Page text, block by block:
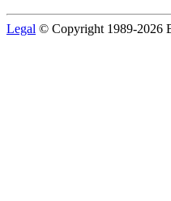
Legal © Copyright 1989-2026